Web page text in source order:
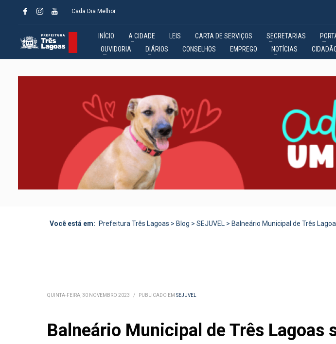
Cada Dia Melhor
INÍCIO A CIDADE LEIS CARTA DE SERVIÇOS SECRETARIAS
OUVIDORIA
DIÁRIOS CONSELHOS EMPREGO NOTÍCIAS
Você está em: Prefeitura Três Lagoas > Blog > SEJUVEL > Balneário Municipal de Três
QUINTA-FEIRA, 30 NOVEMBRO 2023 / PUBLICADO EM SEJUVEL
Balneário Municipal de Três Lagoas